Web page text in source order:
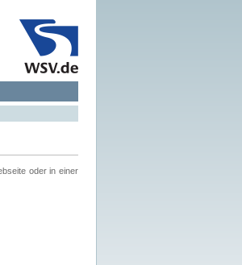
oder in einer